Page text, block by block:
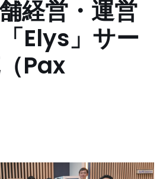
経営・運営
Elys」サー
Pax